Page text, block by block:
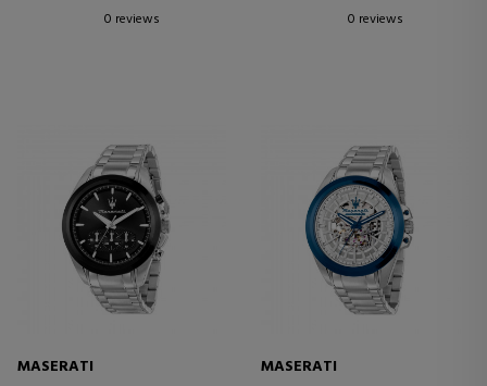
0 reviews
0 reviews
MASERATI
MASERATI